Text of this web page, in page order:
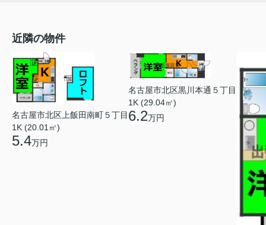
近隣の物件
名古屋市北区上飯田南町５丁目
1K (20.01㎡)
5.4万円
名古屋市北区黒川本通５丁目
1K (29.04㎡)
6.2万円